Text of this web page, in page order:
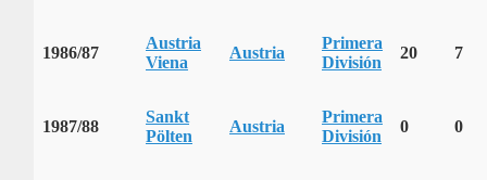
1986/87
Austria
Viena
Austria
Primera
División
20 7
1987/88
Sankt
Pölten
Austria
Primera
División
0 0